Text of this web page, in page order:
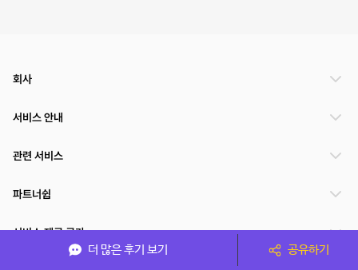
더 많은 후기 보기 공유하기
회사
서비스 안내
관련 서비스
파트너쉽
서비스 제공 국가